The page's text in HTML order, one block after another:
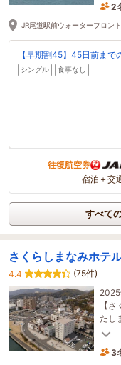
2
JR尾道駅前ウォーターフロン
【早期割45】45日前まで
シングル 食事なし
往復航空券
宿泊＋交
すべて
さくらしまなみホテ
4.4
(75件)
【
たし
を活
3